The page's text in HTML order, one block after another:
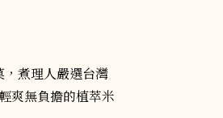
煮理人嚴選台灣
爽無負擔的植萃米